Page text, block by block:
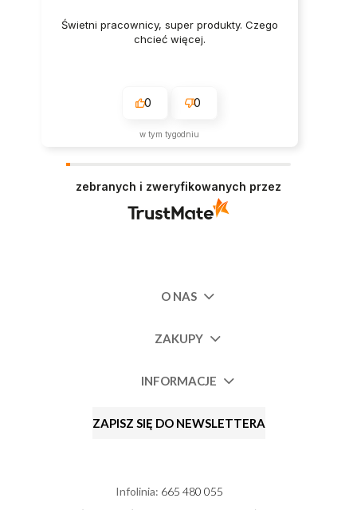
Świetni pracownicy, super produkty. Czego
chcieć więcej.
0 0
w tym tygodniu
zebranych i zweryfikowanych przez
O NAS
ZAKUPY
INFORMACJE
ZAPISZ SIĘ DO NEWSLETTERA
Infolinia: 665 480 055